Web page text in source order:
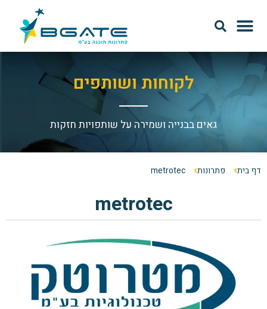
לקוחות ושותפים
גאים בבנייה ושמירה על שותפויות חזקות
דף בית פתרונות metrotec
metrotec